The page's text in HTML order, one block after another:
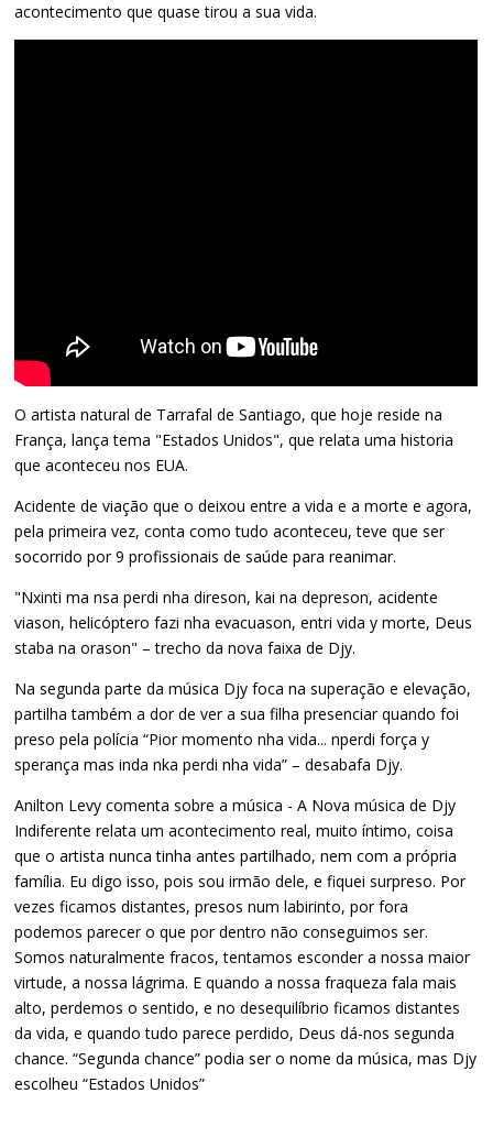
acontecimento que quase tirou a sua vida.
O artista natural de Tarrafal de Santiago, que hoje reside na
França, lança tema "Estados Unidos", que relata uma historia
que aconteceu nos EUA.
Acidente de viação que o deixou entre a vida e a morte e agora,
pela primeira vez, conta como tudo aconteceu, teve que ser
socorrido por 9 profissionais de saúde para reanimar.
"Nxinti ma nsa perdi nha direson, kai na depreson, acidente
viason, helicóptero fazi nha evacuason, entri vida y morte, Deus
staba na orason" – trecho da nova faixa de Djy.
Na segunda parte da música Djy foca na superação e elevação,
partilha também a dor de ver a sua filha presenciar quando foi
preso pela polícia “Pior momento nha vida... nperdi força y
sperança mas inda nka perdi nha vida” – desabafa Djy.
Anilton Levy comenta sobre a música - A Nova música de Djy
Indiferente relata um acontecimento real, muito íntimo, coisa
que o artista nunca tinha antes partilhado, nem com a própria
família. Eu digo isso, pois sou irmão dele, e fiquei surpreso. Por
vezes ficamos distantes, presos num labirinto, por fora
podemos parecer o que por dentro não conseguimos ser.
Somos naturalmente fracos, tentamos esconder a nossa maior
virtude, a nossa lágrima. E quando a nossa fraqueza fala mais
alto, perdemos o sentido, e no desequilíbrio ficamos distantes
da vida, e quando tudo parece perdido, Deus dá-nos segunda
chance. “Segunda chance” podia ser o nome da música, mas Djy
escolheu “Estados Unidos”